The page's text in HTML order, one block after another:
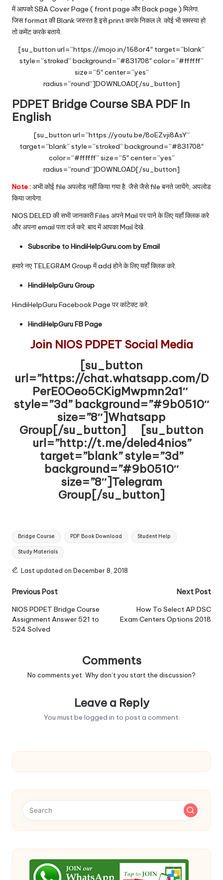
में आपको SBA Cover Page ( front page और Back page ) मिलेगा.
जिस format की Blank जरुरत है इसे print करके निकल ले. कोई भी समस्या हो
तो कमेंट करके बताये.
[su_button url=”https://imojo.in/168or4″ target=”blank”
style=”stroked” background=”#831708″ color=”#ffffff”
size=”5″ center=”yes”
radius=”round”]DOWNLOAD[/su_button]
PDPET Bridge Course SBA PDF In
English
[su_button url=”https://youtu.be/8oEZvji8AsY”
target=”blank” style=”stroked” background=”#831708″
color=”#ffffff” size=”5″ center=”yes”
radius=”round”]DOWNLOAD[/su_button]
Note :अभी कोई file अपलोड नहीं किया गया है. जैसे जैसे file बनते जायेंगे, अपलोड
किया जायेगा.
NIOS DELED की सभी जानकारी Files अपने Mail पर पाने के लिए यहाँ क्लिक करे
और अपना email पता दर्ज करे. बाद में आपका Mail देखे.
Subscribe to HindiHelpGuru.com by Email
हमारे नए TELEGRAM Group में add होने के लिए यहाँ क्लिक करे.
HindiHelpGuru Group
HindiHelpGuru Facebook Page पर कांटेक्ट करे.
HindiHelpGuru FB Page
Join NIOS PDPET Social Media
[su_button
url=”https://chat.whatsapp.com/D
PerE0Oeo5CKigMwpmn2a1″
style=”3d” background=”#9b0510″
size=”8″]Whatsapp
Group[/su_button] [su_button
url=”http://t.me/deled4nios”
target=”blank” style=”3d”
background=”#9b0510″
size=”8″]Telegram
Group[/su_button]
Tags:
Bridge Course PDF Book Download Student Help
Study Materials
Last updated on December 8, 2018
Post
navigation
Previous Post
NIOS PDPET Bridge Course
Assignment Answer 521 to
524 Solved
Next Post
How To Select AP DSC
Exam Centers Options 2018
Comments
No comments yet. Why don’t you start the discussion?
Leave a Reply
You must be logged in to post a comment.